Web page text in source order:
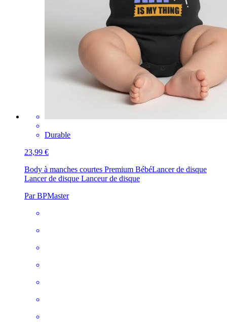
Durable
23,99 €
Body à manches courtes Premium BébéLancer de disque
Lancer de disque Lanceur de disque
Par BPMaster